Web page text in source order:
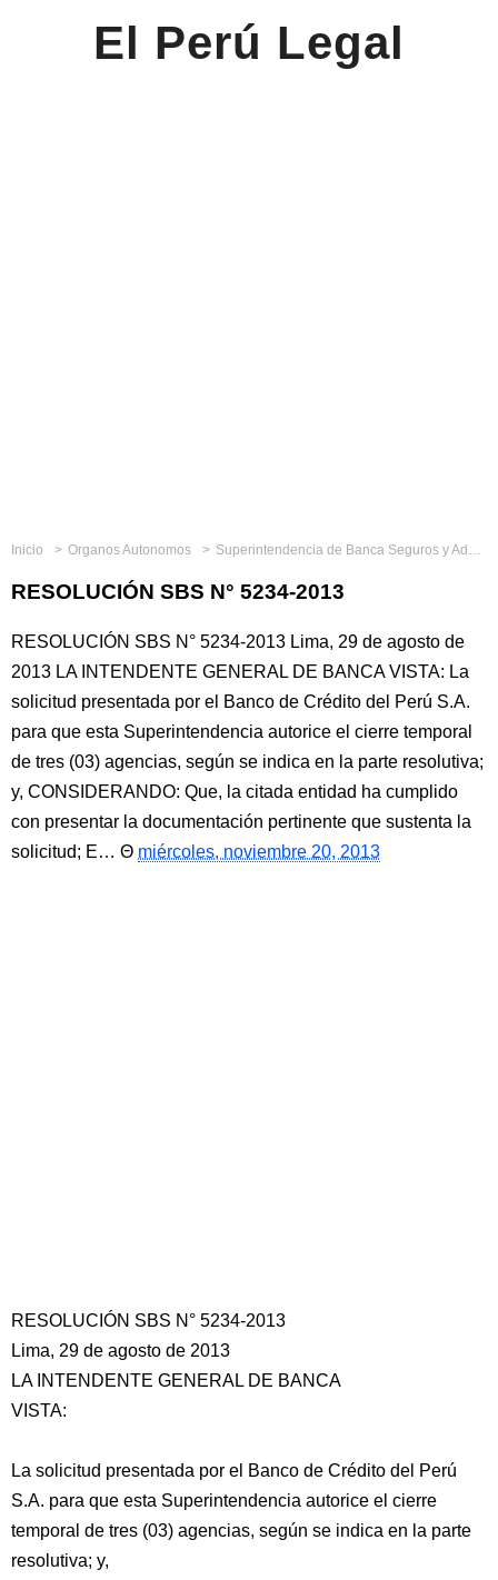
El Perú Legal
Inicio Organos Autonomos Superintendencia de Banca Seguros y Administradoras Privadas de Fondos de Pensiones
RESOLUCIÓN SBS N° 5234-2013
RESOLUCIÓN SBS N° 5234-2013 Lima, 29 de agosto de
2013 LA INTENDENTE GENERAL DE BANCA VISTA: La
solicitud presentada por el Banco de Crédito del Perú S.A.
para que esta Superintendencia autorice el cierre temporal
de tres (03) agencias, según se indica en la parte resolutiva;
y, CONSIDERANDO: Que, la citada entidad ha cumplido
con presentar la documentación pertinente que sustenta la
solicitud; E…
miércoles, noviembre 20, 2013
RESOLUCIÓN SBS N° 5234-2013
Lima, 29 de agosto de 2013
LA INTENDENTE GENERAL DE BANCA
VISTA:
La solicitud presentada por el Banco de Crédito del Perú
S.A. para que esta Superintendencia autorice el cierre
temporal de tres (03) agencias, según se indica en la parte
resolutiva; y,